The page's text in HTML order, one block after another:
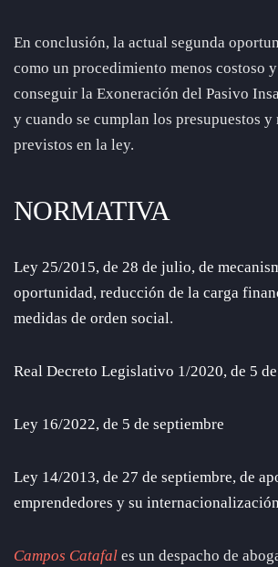
En conclusión, la actual segunda
como un procedimiento menos costoso
conseguir la Exoneración del Pasivo
y cuando se cumplan los presupuestos y
previstos en la ley.
NORMATIVA
Ley 25/2015, de 28 de julio, de
oportunidad, reducción de la carga
medidas de orden social.
Real Decreto Legislativo 1/2020, de 5
Ley 16/2022, de 5 de septiembre
Ley 14/2013, de 27 de septiembre, de
emprendedores y su internacionalización
Campos Catafal es un despacho de